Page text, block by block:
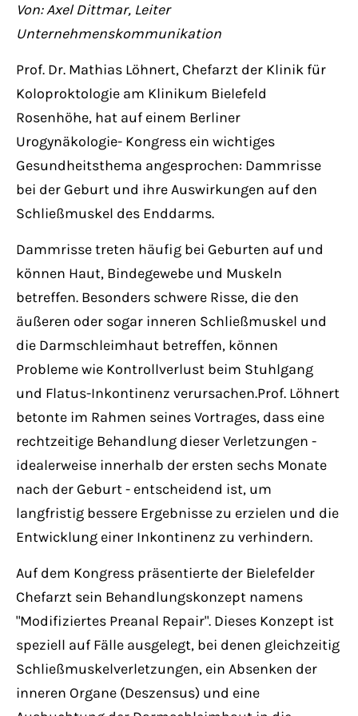
Have any questions?
+44 1234 567 890
Drop us a line
info@yourdomain.com
About us
Lorem ipsum dolor sit amet, consectetuer
adipiscing elit.
Aenean commodo ligula eget dolor. Aenean
massa. Cum sociis natoque penatibus et
magnis dis parturient montes, nascetur
ridiculus mus. Donec quam felis, ultricies
nec.
Von: Axel Dittmar, Leiter
Unternehmenskommunikation
Prof. Dr. Mathias Löhnert, Chefarzt der Klinik für
Koloproktologie am Klinikum Bielefeld
Rosenhöhe, hat auf einem Berliner
Urogynäkologie- Kongress ein wichtiges
Gesundheitsthema angesprochen: Dammrisse
bei der Geburt und ihre Auswirkungen auf den
Schließmuskel des Enddarms.
Dammrisse treten häufig bei Geburten auf und
können Haut, Bindegewebe und Muskeln
betreffen. Besonders schwere Risse, die den
äußeren oder sogar inneren Schließmuskel und
die Darmschleimhaut betreffen, können
Probleme wie Kontrollverlust beim Stuhlgang
und Flatus-Inkontinenz verursachen.Prof. Löhnert
betonte im Rahmen seines Vortrages, dass eine
rechtzeitige Behandlung dieser Verletzungen -
idealerweise innerhalb der ersten sechs Monate
nach der Geburt - entscheidend ist, um
langfristig bessere Ergebnisse zu erzielen und die
Entwicklung einer Inkontinenz zu verhindern.
Auf dem Kongress präsentierte der Bielefelder
Chefarzt sein Behandlungskonzept namens
"Modifiziertes Preanal Repair". Dieses Konzept ist
speziell auf Fälle ausgelegt, bei denen gleichzeitig
Schließmuskelverletzungen, ein Absenken der
inneren Organe (Deszensus) und eine